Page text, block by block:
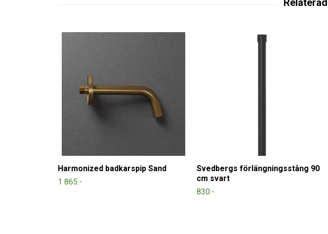
Harmonized badkarspip Sand
1 865:-
Svedbergs förlängningsstång 90
cm svart
830:-